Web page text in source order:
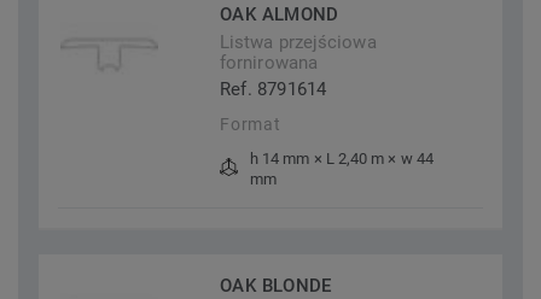
OAK ALMOND
Listwa przejściowa
fornirowana
Ref. 8791614
Format
h 14 mm × L 2,40 m × w 44
mm
OAK BLONDE